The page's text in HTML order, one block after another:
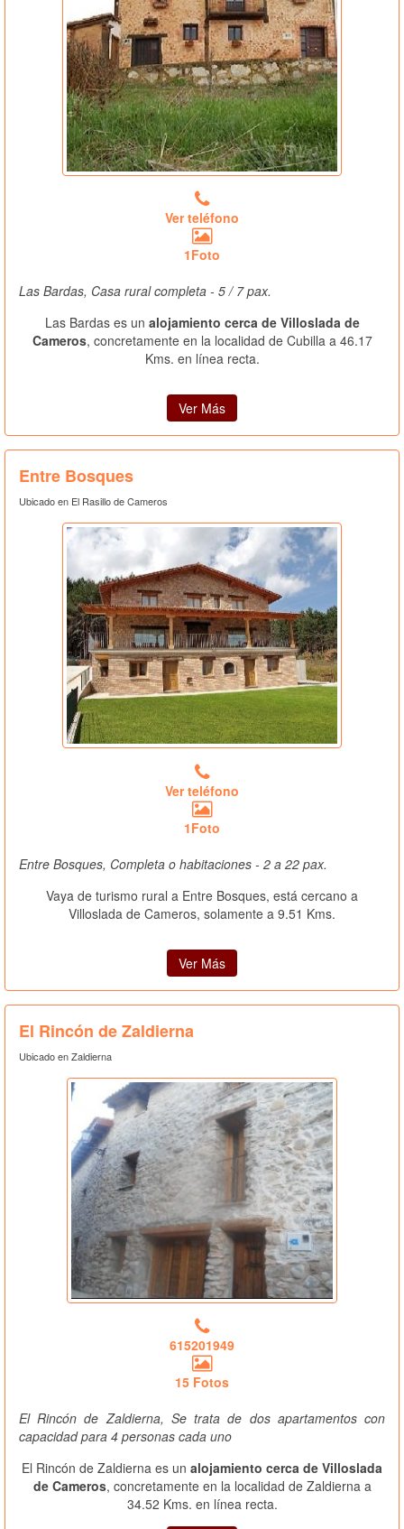
Ver teléfono
1Foto
Las Bardas, Casa rural completa - 5 / 7 pax.
Las Bardas es un alojamiento cerca de Villoslada de
Cameros, concretamente en la localidad de Cubilla a 46.17
Kms. en línea recta.
Ver Más
Entre Bosques
Ubicado en El Rasillo de Cameros
Ver teléfono
1Foto
Entre Bosques, Completa o habitaciones - 2 a 22 pax.
Vaya de turismo rural a Entre Bosques, está cercano a
Villoslada de Cameros, solamente a 9.51 Kms.
Ver Más
El Rincón de Zaldierna
Ubicado en Zaldierna
615201949
15 Fotos
El Rincón de Zaldierna, Se trata de dos apartamentos con
capacidad para 4 personas cada uno
El Rincón de Zaldierna es un alojamiento cerca de Villoslada
de Cameros, concretamente en la localidad de Zaldierna a
34.52 Kms. en línea recta.